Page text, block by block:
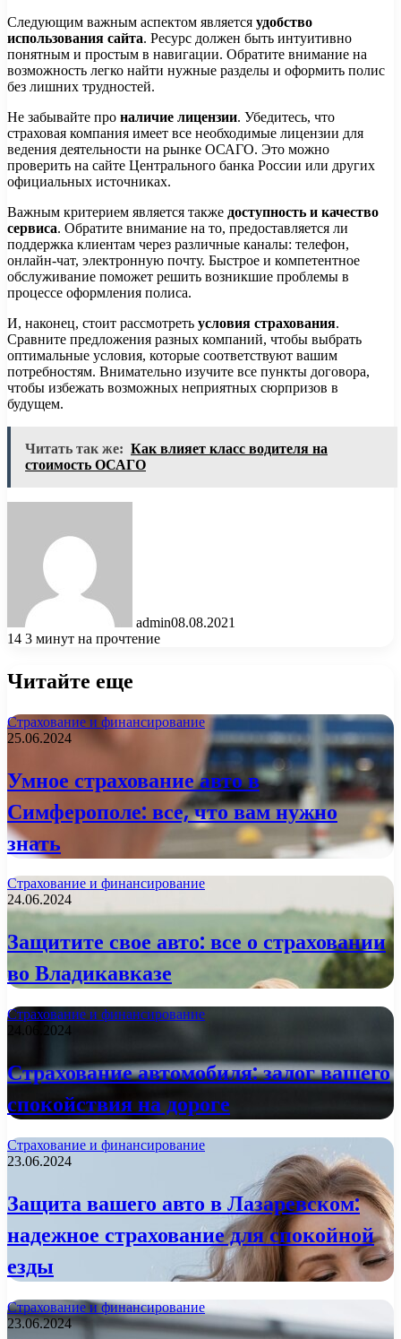
Следующим важным аспектом является удобство
использования сайта. Ресурс должен быть интуитивно
понятным и простым в навигации. Обратите внимание на
возможность легко найти нужные разделы и оформить полис
без лишних трудностей.
Не забывайте про наличие лицензии. Убедитесь, что
страховая компания имеет все необходимые лицензии для
ведения деятельности на рынке ОСАГО. Это можно
проверить на сайте Центрального банка России или других
официальных источниках.
Важным критерием является также доступность и качество
сервиса. Обратите внимание на то, предоставляется ли
поддержка клиентам через различные каналы: телефон,
онлайн-чат, электронную почту. Быстрое и компетентное
обслуживание поможет решить возникшие проблемы в
процессе оформления полиса.
И, наконец, стоит рассмотреть условия страхования.
Сравните предложения разных компаний, чтобы выбрать
оптимальные условия, которые соответствуют вашим
потребностям. Внимательно изучите все пункты договора,
чтобы избежать возможных неприятных сюрпризов в
будущем.
Читать так же: Как влияет класс водителя на
стоимость ОСАГО
admin08.08.2021
14 3 минут на прочтение
Читайте еще
Страхование и финансирование
25.06.2024
Умное страхование авто в
Симферополе: все, что вам нужно
знать
Страхование и финансирование
24.06.2024
Защитите свое авто: все о страховании
во Владикавказе
Страхование и финансирование
24.06.2024
Страхование автомобиля: залог вашего
спокойствия на дороге
Страхование и финансирование
23.06.2024
Защита вашего авто в Лазаревском:
надежное страхование для спокойной
езды
Страхование и финансирование
23.06.2024